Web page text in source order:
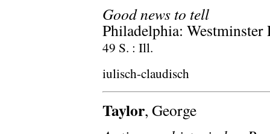
Good news to tell
Philadelphia: Westminster
49 S. : Ill.
iulisch-claudisch
Taylor, George